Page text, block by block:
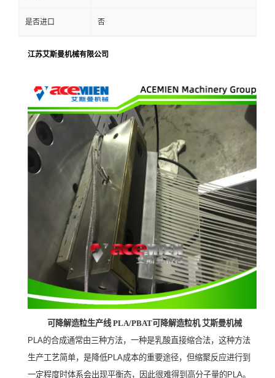
是否进口 否
江苏艾斯曼机械有限公司
可降解造粒生产线PLA/PBAT可降解造粒机 艾斯曼机械
PLA的合成通常由三种方法，一种是乳酸直接缩合法，这种方法
生产工艺简单，是降低PLA成本的重要途径， 但缩聚反应进行到
一定程度时体系会出现平衡态，因此很难得到高分子量的PLA。